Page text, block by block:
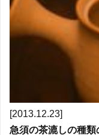
[2013.12.23]
急須の茶漉しの種